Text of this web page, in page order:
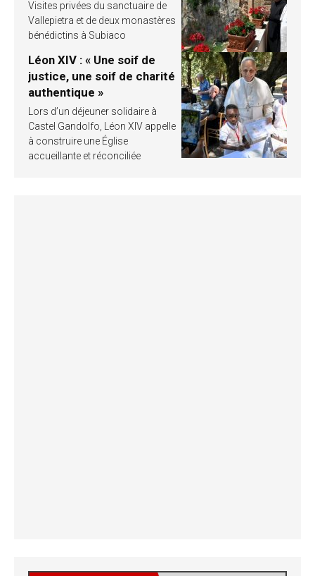
Visites privées du sanctuaire de
Vallepietra et de deux monastères
bénédictins à Subiaco
Léon XIV : « Une soif de
justice, une soif de charité
authentique »
Lors d’un déjeuner solidaire à
Castel Gandolfo, Léon XIV appelle
à construire une Église
accueillante et réconciliée